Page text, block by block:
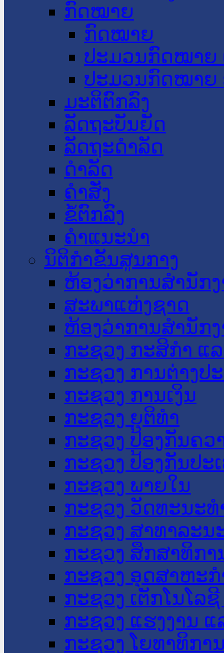
ກົດໝາຍ
ກົດໝາຍ
ປະມວນກົດໝາຍ
ປະມວນກົດໝາຍ
ມະຕິຕົກລົງ
ລັດຖະບັນຍັດ
ລັດຖະດໍາລັດ
ດໍາລັດ
ຄໍາສັ່ງ
ຂໍ້ຕົກລົງ
ຄໍາແນະນໍາ
ນິຕິກໍາຂັ້ນສູນກາງ
ຫ້ອງວ່າການສໍານັກ
ສະພາແຫ່ງຊາດ
ຫ້ອງວ່າການສຳນັກ
ກະຊວງ ກະສິກຳ ແ
ກະຊວງ ການຕ່າງປ
ກະຊວງ ການເງິນ
ກະຊວງ ຍຸຕິທໍາ
ກະຊວງ ປ້ອງກັນຄວ
ກະຊວງ ປ້ອງກັນປະ
ກະຊວງ ພາຍໃນ
ກະຊວງ ວັດທະນະ
ກະຊວງ ສາທາລະນ
ກະຊວງ ສຶກສາທິກາ
ກະຊວງ ອຸດສາຫະ
ກະຊວງ ເຕັກໂນໂລ
ກະຊວງ ແຮງງານ
ກະຊວງ ໂຍທາທິກາ